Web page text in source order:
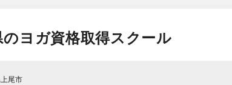
のヨガ資格取得スクール
尾市